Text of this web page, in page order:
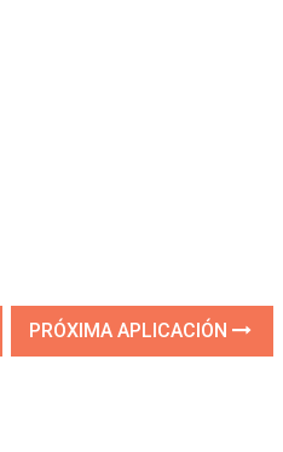
PRÓXIMA APLICACIÓN